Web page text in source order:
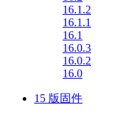
16.1.2
16.1.1
16.1
16.0.3
16.0.2
16.0
15 版固件